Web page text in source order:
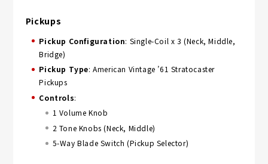
Pickups
Pickup Configuration: Single-Coil x 3 (Neck, Middle,
Bridge)
Pickup Type: American Vintage ’61 Stratocaster
Pickups
Controls:
1 Volume Knob
2 Tone Knobs (Neck, Middle)
5-Way Blade Switch (Pickup Selector)